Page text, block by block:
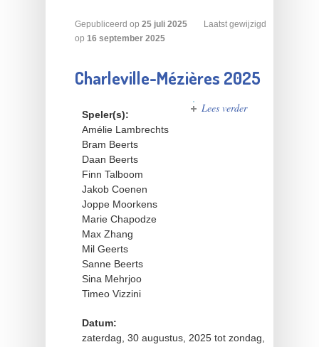
Gepubliceerd op 25 juli 2025
Laatst gewijzigd
op 16 september 2025
Charleville-Mézières 2025
Speler(s):
Amélie Lambrechts
Bram Beerts
Daan Beerts
Finn Talboom
Jakob Coenen
Joppe Moorkens
Marie Chapodze
Max Zhang
Mil Geerts
Sanne Beerts
Sina Mehrjoo
Timeo Vizzini
Datum:
zaterdag, 30 augustus, 2025 tot zondag,
Lees verderover